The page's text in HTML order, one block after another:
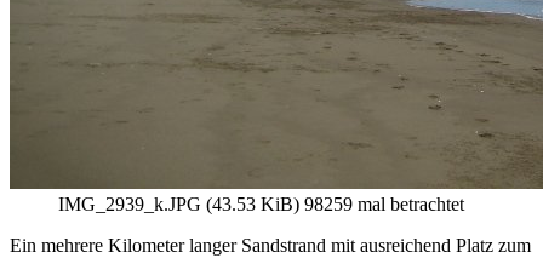
IMG_2939_k.JPG (43.53 KiB) 98259 mal betrachtet
Ein mehrere Kilometer langer Sandstrand mit ausreichend Platz zum